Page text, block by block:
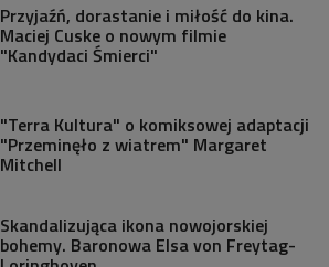
Przyjaźń, dorastanie i miłość do kina.
Maciej Cuske o nowym filmie
"Kandydaci Śmierci"
"Terra Kultura" o komiksowej adaptacji
"Przeminęło z wiatrem" Margaret
Mitchell
Skandalizująca ikona nowojorskiej
bohemy. Baronowa Elsa von Freytag-